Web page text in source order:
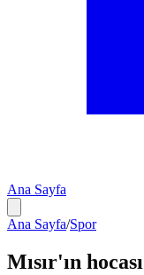
Ana Sayfa
Ana Sayfa/Spor
Mısır'ın